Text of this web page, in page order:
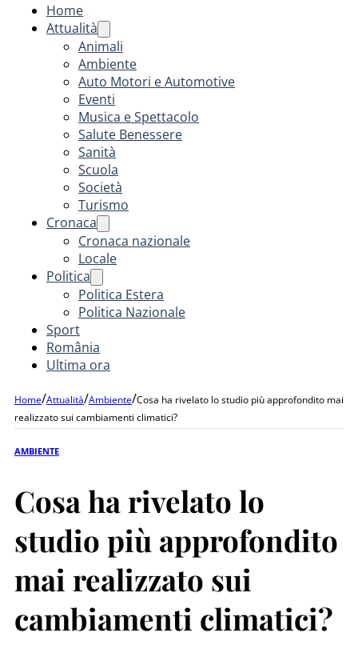
Home
Attualità
Animali
Ambiente
Auto Motori e Automotive
Eventi
Musica e Spettacolo
Salute Benessere
Sanità
Scuola
Società
Turismo
Cronaca
Cronaca nazionale
Locale
Politica
Politica Estera
Politica Nazionale
Sport
România
Ultima ora
Home/Attualità/Ambiente/Cosa ha rivelato lo studio più approfondito mai
realizzato sui cambiamenti climatici?
AMBIENTE
Cosa ha rivelato lo
studio più approfondito
mai realizzato sui
cambiamenti climatici?